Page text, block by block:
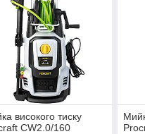
високого тиску
CW2.0/160